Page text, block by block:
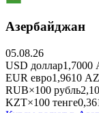
Азербайджан
05.08.26
USD доллар1,7000
EUR евро1,9610
RUB×100 рубль
KZT×100 тенге